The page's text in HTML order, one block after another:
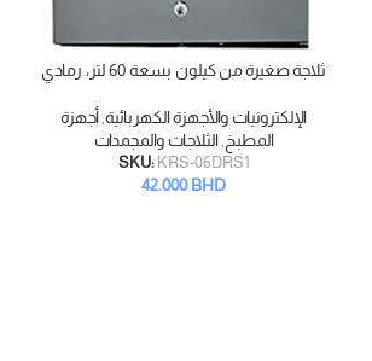
إضافة إلى السلة
ثلاجة صغيرة من كيلون بسعة 60 لتر، رمادي
الإلكترونيات والأجهزة الكهربائية,أجهزة
المطبخ,الثلاجات والمجمدات
SKU: KRS-06DRS1
42.000BHD